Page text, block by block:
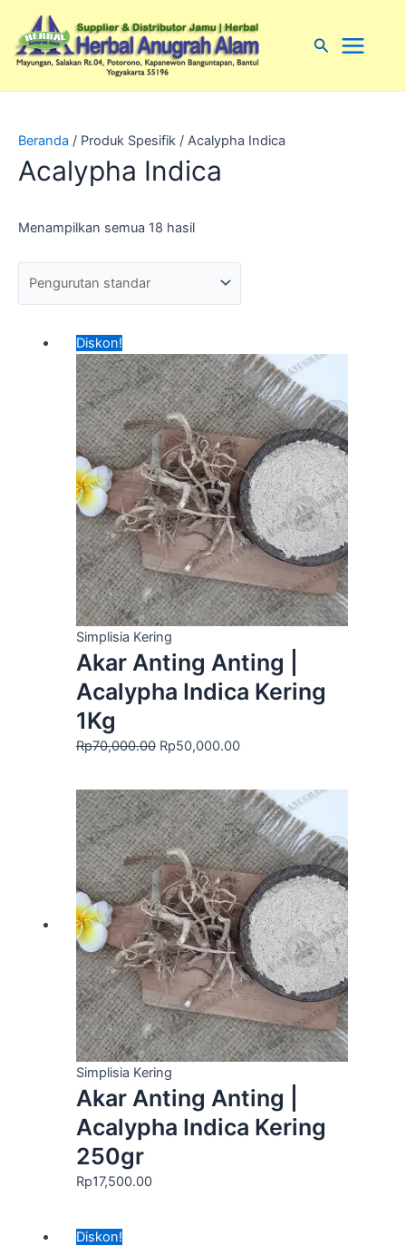
konten
CariMenu
Beranda / Produk Spesifik / Acalypha Indica
Acalypha Indica
Menampilkan semua 18 hasil
Diskon!
Simplisia Kering
Akar Anting Anting |
Acalypha Indica Kering
1Kg
Rp70,000.00
aslinya
adalah:
Rp70,000.00.
Rp50,000.00
saat
ini
adalah:
Rp50,000.00.
Simplisia Kering
Akar Anting Anting |
Acalypha Indica Kering
250gr
Rp17,500.00
Diskon!